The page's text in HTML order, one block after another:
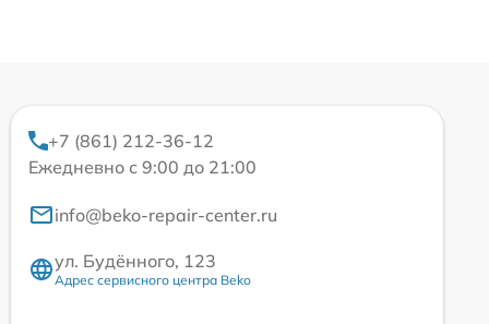
+7 (861) 212-36-12
Ежедневно с 9:00 до 21:00
info@beko-repair-center.ru
ул. Будённого, 123
Адрес сервисного центра Beko